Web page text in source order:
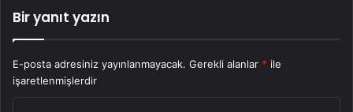
Bir yanıt yazın
E-posta adresiniz yayınlanmayacak. Gerekli alanlar * ile
işaretlenmişlerdir